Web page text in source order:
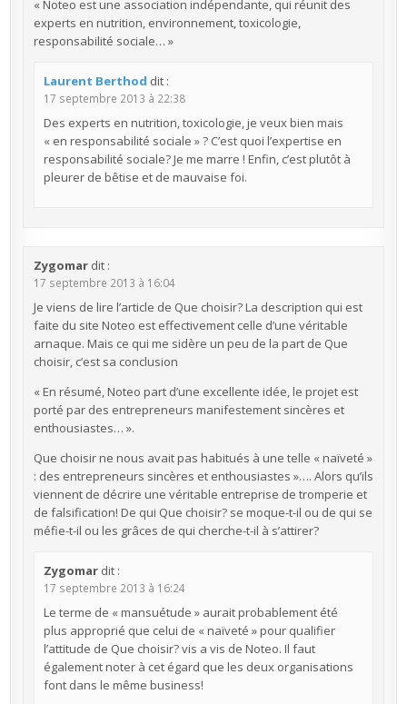
« Noteo est une association indépendante, qui réunit des
experts en nutrition, environnement, toxicologie,
responsabilité sociale… »
Laurent Berthod dit :
17 septembre 2013 à 22:38
Des experts en nutrition, toxicologie, je veux bien mais
« en responsabilité sociale » ? C’est quoi l’expertise en
responsabilité sociale? Je me marre ! Enfin, c’est plutôt à
pleurer de bêtise et de mauvaise foi.
Zygomar dit :
17 septembre 2013 à 16:04
Je viens de lire l’article de Que choisir? La description qui est
faite du site Noteo est effectivement celle d’une véritable
arnaque. Mais ce qui me sidère un peu de la part de Que
choisir, c’est sa conclusion
« En résumé, Noteo part d’une excellente idée, le projet est
porté par des entrepreneurs manifestement sincères et
enthousiastes… ».
Que choisir ne nous avait pas habitués à une telle « naïveté »
: des entrepreneurs sincères et enthousiastes »…. Alors qu’ils
viennent de décrire une véritable entreprise de tromperie et
de falsification! De qui Que choisir? se moque-t-il ou de qui se
méfie-t-il ou les grâces de qui cherche-t-il à s’attirer?
Zygomar dit :
17 septembre 2013 à 16:24
Le terme de « mansuétude » aurait probablement été
plus approprié que celui de « naïveté » pour qualifier
l’attitude de Que choisir? vis a vis de Noteo. Il faut
également noter à cet égard que les deux organisations
font dans le même business!